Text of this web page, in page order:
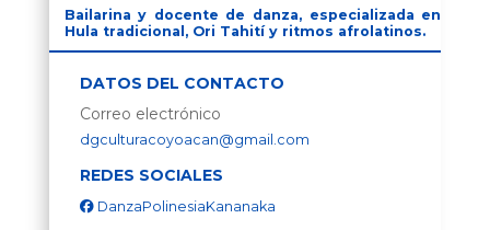
Bailarina y docente de danza, especializada en
Hula tradicional, Ori Tahití y ritmos afrolatinos.
DATOS DEL CONTACTO
Correo electrónico
dgculturacoyoacan@gmail.com
REDES SOCIALES
DanzaPolinesiaKananaka